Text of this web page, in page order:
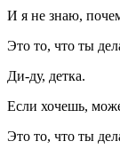
И я не знаю,
Это то, что ты
Ди-ду, детка.
Если хочешь,
Это то, что ты